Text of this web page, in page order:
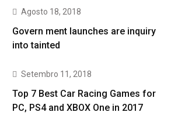
Agosto 18, 2018
Govern ment launches are inquiry
into tainted
Setembro 11, 2018
Top 7 Best Car Racing Games for
PC, PS4 and XBOX One in 2017